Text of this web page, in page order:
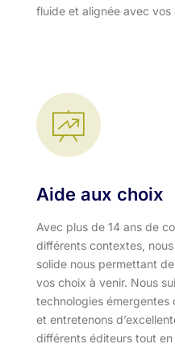
fluide et alignée avec
Aide aux choix
Avec plus de 14 ans de
différents contextes,
solide nous permettant
vos choix à venir. Nous
technologies émergentes
et entretenons
différents éditeurs tout